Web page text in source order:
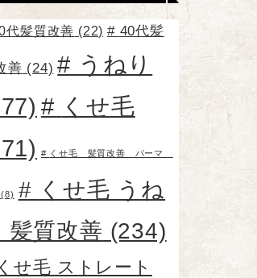
代髪質改善 (22) 40代髪
善 (24)
うねり
くせ毛
くせ毛 髪質改善 パーマ
(8)
くせ毛 うね
髪質改善 (234)
くせ毛 ストレート